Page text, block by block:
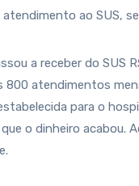
ao SUS,
a receber do SUS
atendimentos
para o
o dinheiro